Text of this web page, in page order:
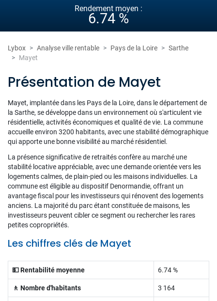
Rendement moyen :
6.74 %
Lybox Analyse ville rentable Pays de la Loire
Sarthe
Mayet
Présentation de Mayet
Mayet, implantée dans les Pays de la Loire, dans le département de
la Sarthe, se développe dans un environnement où s'articulent vie
résidentielle, activités économiques et qualité de vie. La commune
accueille environ 3200 habitants, avec une stabilité démographique
qui apporte une bonne visibilité au marché résidentiel.
La présence significative de retraités confère au marché une
stabilité locative appréciable, avec une demande orientée vers les
logements calmes, de plain-pied ou les maisons individuelles. La
commune est éligible au dispositif Denormandie, offrant un
avantage fiscal pour les investisseurs qui rénovent des logements
anciens. La majorité du parc étant constituée de maisons, les
investisseurs peuvent cibler ce segment ou rechercher les rares
petites copropriétés.
Les chiffres clés de Mayet
💵 Rentabilité moyenne 6.74 %
🚶 Nombre d'habitants 3 164